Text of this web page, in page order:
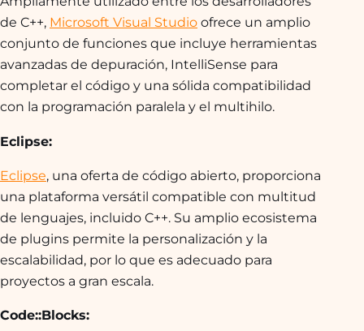
de C++, Microsoft Visual Studio ofrece un amplio
conjunto de funciones que incluye herramientas
avanzadas de depuración, IntelliSense para
completar el código y una sólida compatibilidad
con la programación paralela y el multihilo.
Eclipse:
Eclipse, una oferta de código abierto, proporciona
una plataforma versátil compatible con multitud
de lenguajes, incluido C++. Su amplio ecosistema
de plugins permite la personalización y la
escalabilidad, por lo que es adecuado para
proyectos a gran escala.
Code::Blocks: